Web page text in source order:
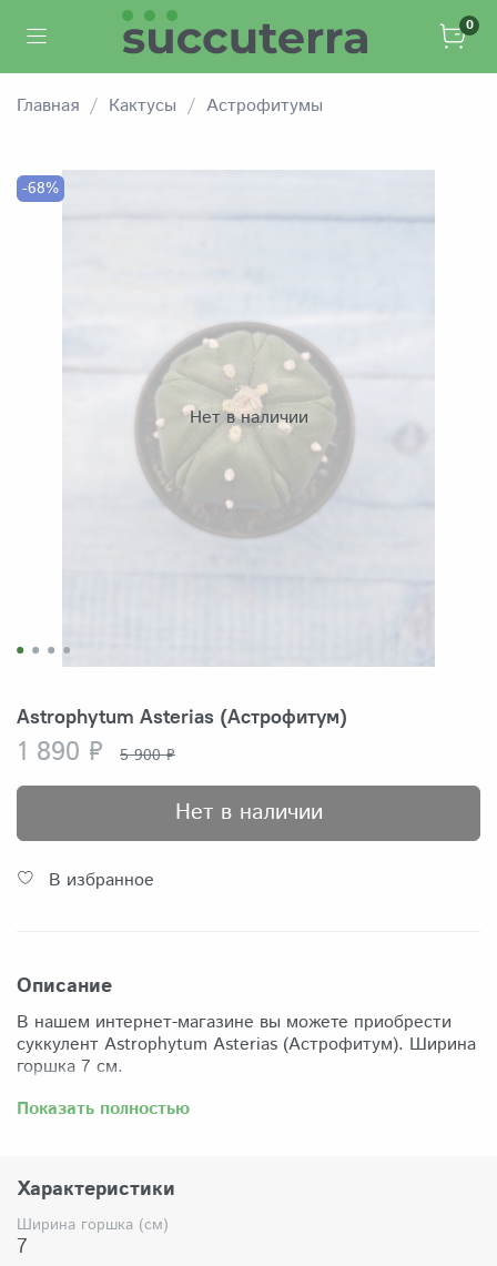
0
Главная Кактусы Астрофитумы
Нет в наличии
-68%
Astrophytum Asterias (Астрофитум)
1 890 ₽ 5 900 ₽
Нет в наличии
В избранное
Описание
В нашем интернет-магазине вы можете приобрести
суккулент Astrophytum Asterias (Астрофитум). Ширина
горшка 7 см.
Забрать растение можно самовывозом из нашего
по России осуществляется через Яндекс-доставку или
СДЭК.
Комплектация:
Показать полностью
Характеристики
Ширина горшка (см)
7